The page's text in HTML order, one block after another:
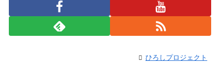
ひろしプロジェクト